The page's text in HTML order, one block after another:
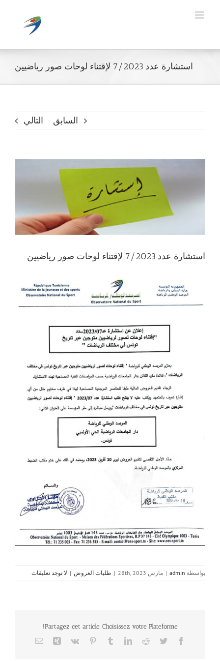
استشارة عدد 7/2023 لإقتناء لوحات صور رياضيين
السابق التالي
استشارة عدد 7/2023 لإقتناء لوحات صور رياضيين
بواسطة admin
| مارس 28th, 2023 | طلبات العروض | لا توجد تعليقات
Partagez cet article, Choisissez votre Plateforme!
Facebook
Twitter
Reddit
LinkedIn
Tumblr
Pinterest
Vk
Xing
Email